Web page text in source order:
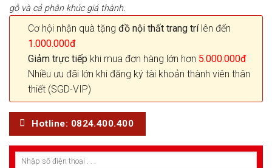
gỗ và cả phân khúc giá thành.
Cơ hội nhận quà tặng đồ nội thất trang trílên đến
1.000.000đ
Giảm trực tiếp khi mua đơn hàng lớn hơn 5.000.000đ
Nhiều ưu đãi lớn khi đăng ký tài khoản thành viên thân
thiết (SGD-VIP)
Hotline: 0824.400.400